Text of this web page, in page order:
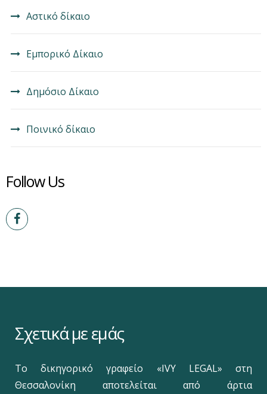
Αστικό δίκαιο
Εμπορικό Δίκαιο
Δημόσιο Δίκαιο
Ποινικό δίκαιο
Follow Us
Σχετικά με εμάς
Το δικηγορικό γραφείο «IVY LEGAL» στη
Θεσσαλονίκη αποτελείται από άρτια